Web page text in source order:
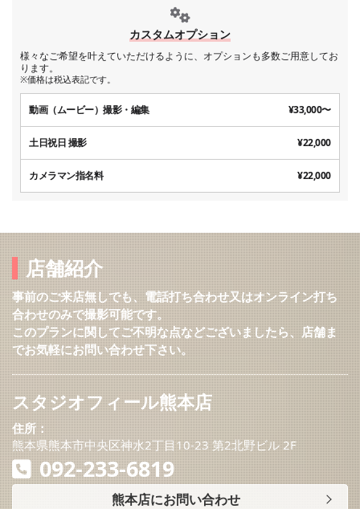
カスタムオプション
様々なご希望を叶えていただけるように、オプションも多数ご用意してお
ります。
※価格は税込表記です。
動画（ムービー）撮影・編集 ¥33,000〜
土日祝日 撮影 ¥22,000
カメラマン指名料 ¥22,000
店舗紹介
事前のご来店無しでも、電話打ち合わせ又はオンライン打ち
合わせのみで撮影可能です。
このプランに関してご不明な点などございましたら、店舗ま
でお気軽にお問い合わせ下さい。
スタジオフィール熊本店
住所：
熊本県熊本市中央区神水2丁目10-23 第2北野ビル 2F
092-233-6819
熊本店にお問い合わせ